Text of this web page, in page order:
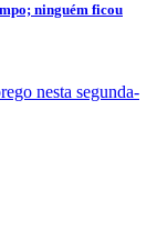
ninguém ficou